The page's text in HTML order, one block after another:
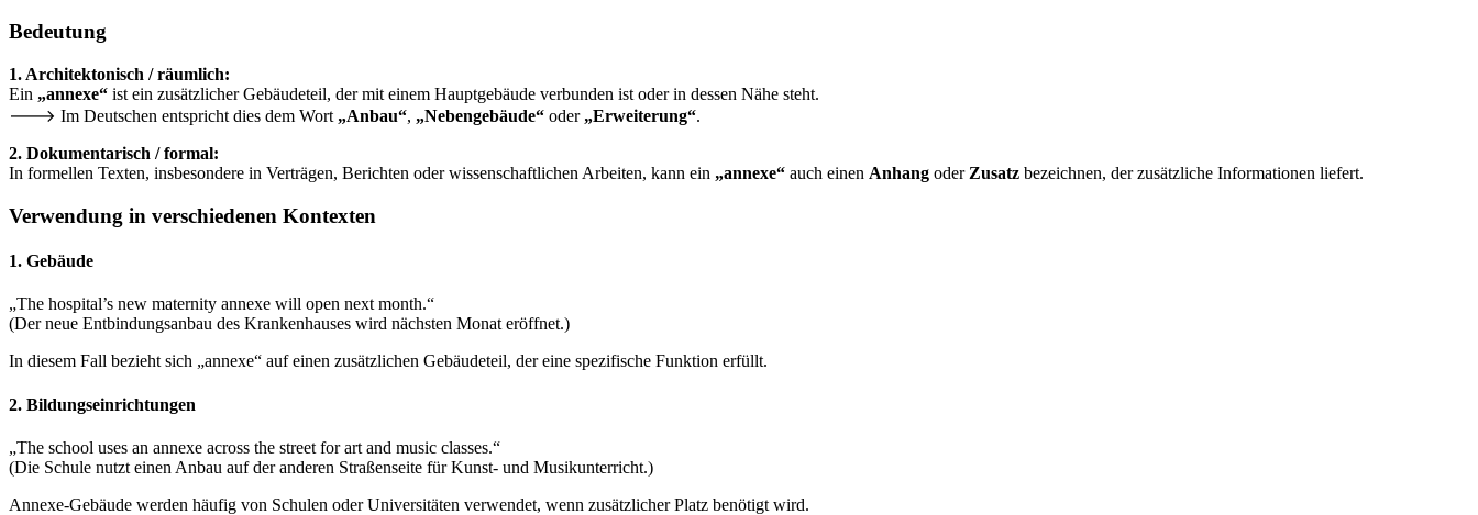
Bedeutung
1. Architektonisch / räumlich:
Ein „annexe“ ist ein zusätzlicher Gebäudeteil, der mit einem Hauptgebäude verbunden ist oder in dessen Nähe steht.
🡒 Im Deutschen entspricht dies dem Wort „Anbau“, „Nebengebäude“ oder „Erweiterung“.
2. Dokumentarisch / formal:
In formellen Texten, insbesondere in Verträgen, Berichten oder wissenschaftlichen Arbeiten, kann ein „annexe“ auch einen Anhang oder Zusatz bezeichnen, der zusätzliche Informationen liefert.
Verwendung in verschiedenen Kontexten
1. Gebäude
„The hospital’s new maternity annexe will open next month.“
(Der neue Entbindungsanbau des Krankenhauses wird nächsten Monat eröffnet.)
In diesem Fall bezieht sich „annexe“ auf einen zusätzlichen Gebäudeteil, der eine spezifische Funktion erfüllt.
2. Bildungseinrichtungen
„The school uses an annexe across the street for art and music classes.“
(Die Schule nutzt einen Anbau auf der anderen Straßenseite für Kunst- und Musikunterricht.)
Annexe-Gebäude werden häufig von Schulen oder Universitäten verwendet, wenn zusätzlicher Platz benötigt wird.